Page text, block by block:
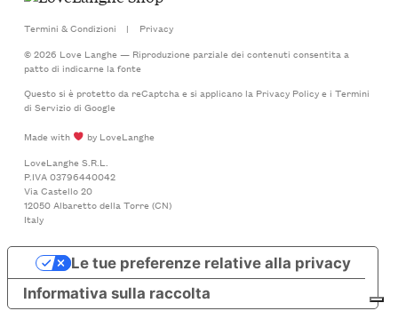
Termini & Condizioni |
Privacy
© 2026 Love Langhe — Riproduzione parziale dei contenuti consentita a
patto di indicarne la fonte
Questo si è protetto da reCaptcha e si applicano la Privacy Policye i Termini
di Serviziodi Google
Made with
by LoveLanghe
LoveLanghe S.R.L.
P.IVA 03796440042
Via Castello 20
12050 Albaretto della Torre (CN)
Italy
Informativa sulla raccolta
Le tue preferenze relative alla privacy